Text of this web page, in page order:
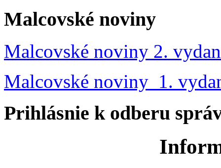
Malcovské noviny
Malcovské noviny 2.
Malcovské noviny 1.
Prihlásnie k odberu